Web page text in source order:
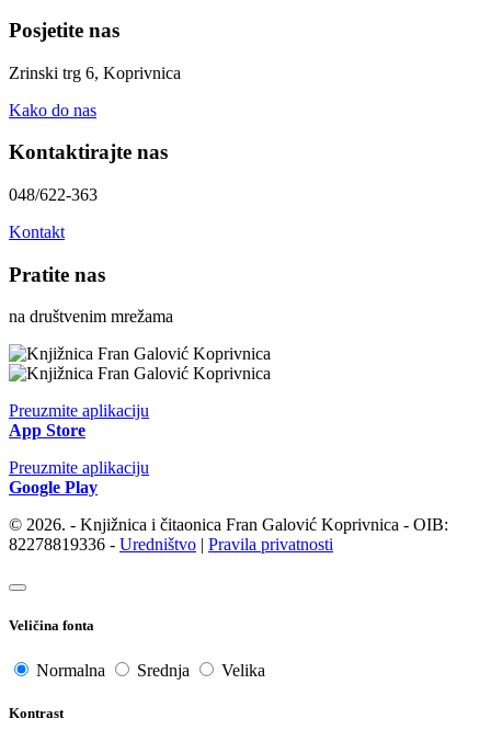
Posjetite nas
Zrinski trg 6, Koprivnica
Kako do nas
Kontaktirajte nas
048/622-363
Kontakt
Pratite nas
na društvenim mrežama
Preuzmite aplikaciju
App Store
Preuzmite aplikaciju
Google Play
© 2026. - Knjižnica i čitaonica Fran Galović Koprivnica - OIB:
82278819336 - Uredništvo | Pravila privatnosti
Veličina fonta
Normalna Srednja Velika
Kontrast